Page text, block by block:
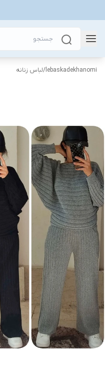
lebaskadekhanomi
/لباس زنانه